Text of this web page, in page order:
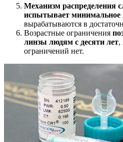
Механизм распределения
испытывает минимальное
вырабатываются в
Возрастные ограничения
линзы людям с десяти лет,
ограничений нет.